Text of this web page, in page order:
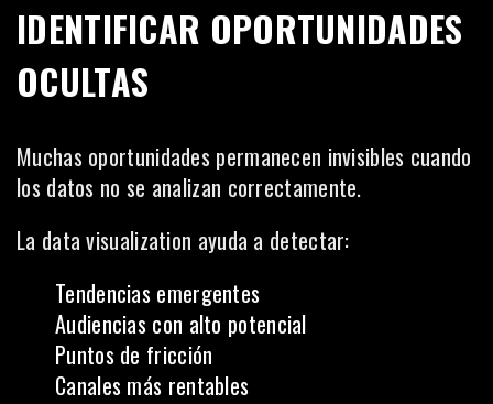
IDENTIFICAR OPORTUNIDADES
OCULTAS
Muchas oportunidades permanecen invisibles cuando
los datos no se analizan correctamente.
La data visualization ayuda a detectar:
Tendencias emergentes
Audiencias con alto potencial
Puntos de fricción
Canales más rentables